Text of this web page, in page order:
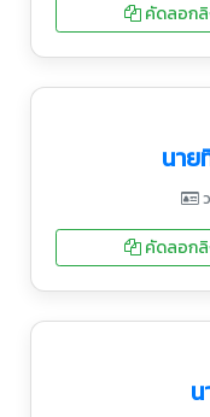
คัดลอก
นาย
คัดลอก